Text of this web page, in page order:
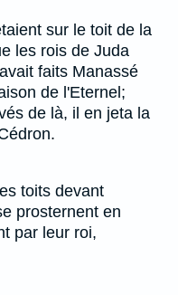
sur le toit de la
les rois de Juda
faits Manassé
de l'Eternel;
de là, il en jeta la
toits devant
prosternent en
par leur roi,